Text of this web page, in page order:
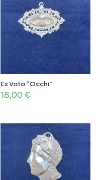
Ex Voto “Occhi”
18,00 €